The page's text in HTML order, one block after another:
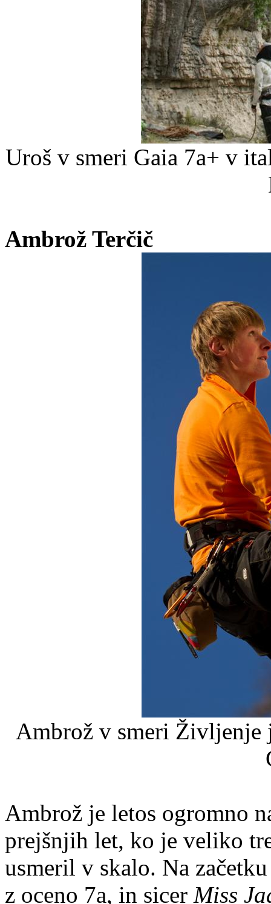
Uroš v smeri Gaia 7a+ v
Ambrož Terčič
Ambrož v smeri
Ambrož je letos ogromno
prejšnjih let, ko je veliko
usmeril v skalo. Na
z oceno 7a, in sicer Miss